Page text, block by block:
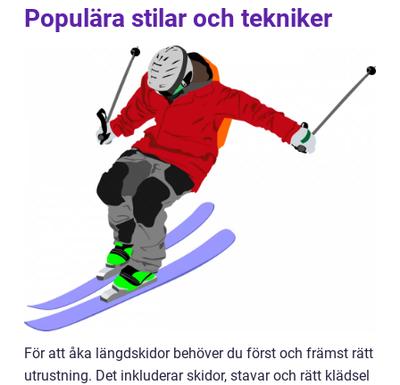
Populära stilar och tekniker
För att åka längdskidor behöver du först och främst rätt
utrustning. Det inkluderar skidor, stavar och rätt klädsel